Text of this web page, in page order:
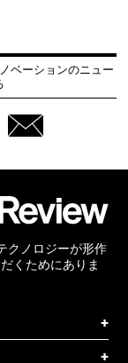
ベーションのニュー
クノロジーが形作
くためにありま
+
+